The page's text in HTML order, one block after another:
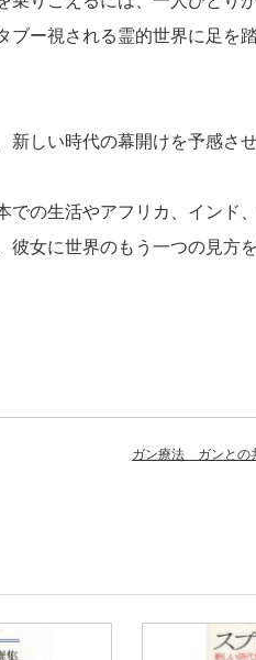
ー視される霊的世界に足を
しい時代の幕開けを予感させ
の生活やアフリカ、インド
女に世界のもう一つの見方
ガン療法 ガンとの